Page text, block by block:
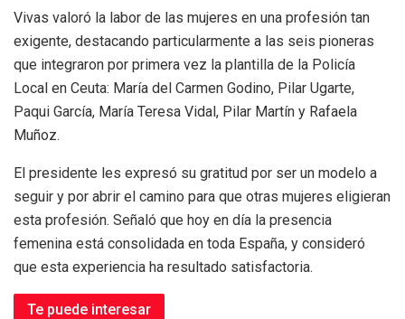
Vivas valoró la labor de las mujeres en una profesión tan
exigente, destacando particularmente a las seis pioneras
que integraron por primera vez la plantilla de la Policía
Local en Ceuta: María del Carmen Godino, Pilar Ugarte,
Paqui García, María Teresa Vidal, Pilar Martín y Rafaela
Muñoz.
El presidente les expresó su gratitud por ser un modelo a
seguir y por abrir el camino para que otras mujeres eligieran
esta profesión. Señaló que hoy en día la presencia
femenina está consolidada en toda España, y consideró
que esta experiencia ha resultado satisfactoria.
Te puede interesar